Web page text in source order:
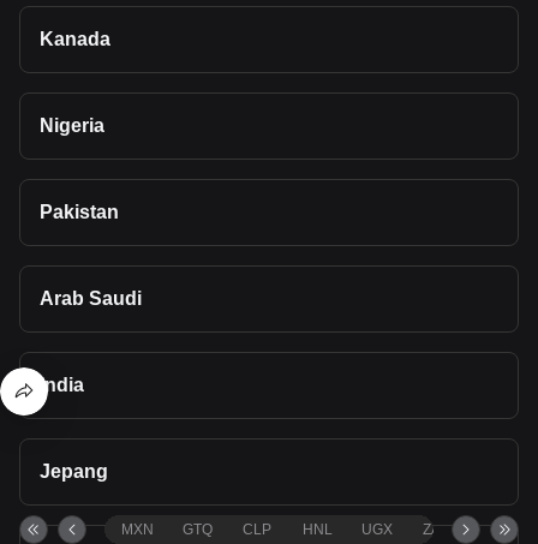
Kanada
Nigeria
Pakistan
Arab Saudi
India
Jepang
MXN GTQ CLP HNL UGX ZAR TND